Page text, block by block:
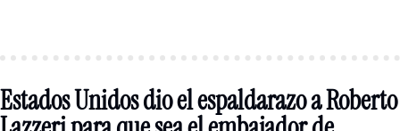
Estados Unidos dio el espaldarazo a Roberto